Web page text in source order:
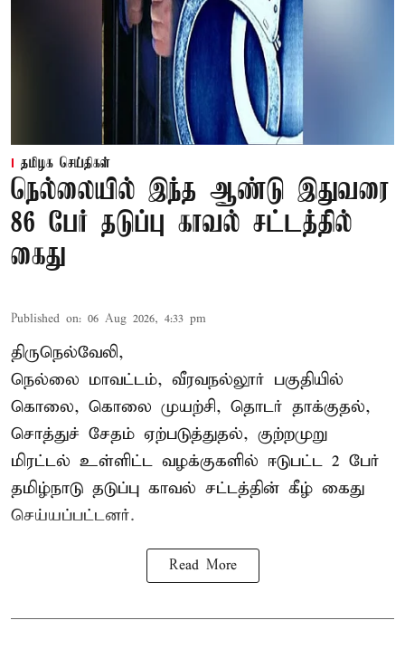
தமிழக செய்திகள்
நெல்லையில் இந்த ஆண்டு இதுவரை
86 பேர் தடுப்பு காவல் சட்டத்தில்
கைது
Published on: 06 Aug 2026, 4:33 pm
திருநெல்வேலி,
நெல்லை மாவட்டம், வீரவநல்லூர் பகுதியில்
கொலை, கொலை முயற்சி, தொடர் தாக்குதல்,
சொத்துச் சேதம் ஏற்படுத்துதல், குற்றமுறு
மிரட்டல் உள்ளிட்ட வழக்குகளில் ஈடுபட்ட 2 பேர்
தமிழ்நாடு தடுப்பு காவல் சட்டத்தின் கீழ் கைது
செய்யப்பட்டனர்.
Read More